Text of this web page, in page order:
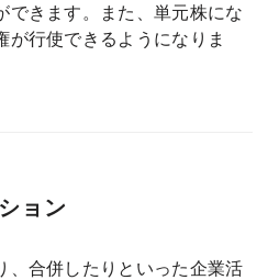
できます。また、単元株にな
が行使できるようになりま
ョン
、合併したりといった企業活